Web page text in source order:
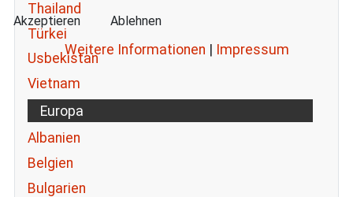
Thailand
Türkei
Usbekistan
Vietnam
Europa
Albanien
Belgien
Bulgarien
Akzeptieren Ablehnen
Weitere Informationen Impressum